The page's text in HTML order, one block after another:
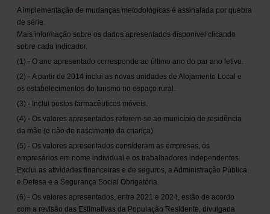
A implementação de mudanças metodológicas é assinalada por quebra
de série.
Mais informação sobre os dados apresentados disponível clicando
sobre cada indicador.
(1) - O ano apresentado corresponde ao último ano do par ano letivo.
(2) - A partir de 2014 inclui as novas unidades de Alojamento Local e
os estabelecimentos do turismo no espaço rural.
(3) - Inclui postos farmacêuticos móveis.
(4) - Os valores apresentados referem-se ao município de residência
da mãe (e não de nascimento da criança).
(5) - Os valores apresentados consideram as empresas, os
empresários em nome individual e os trabalhadores independentes.
Exclui as atividades financeiras e de seguros, a Administração Pública
e Defesa e a Segurança Social Obrigatória.
(6) - Os valores apresentados, entre 2021 e 2024, estão de acordo
com a revisão das Estimativas da População Residente, divulgada